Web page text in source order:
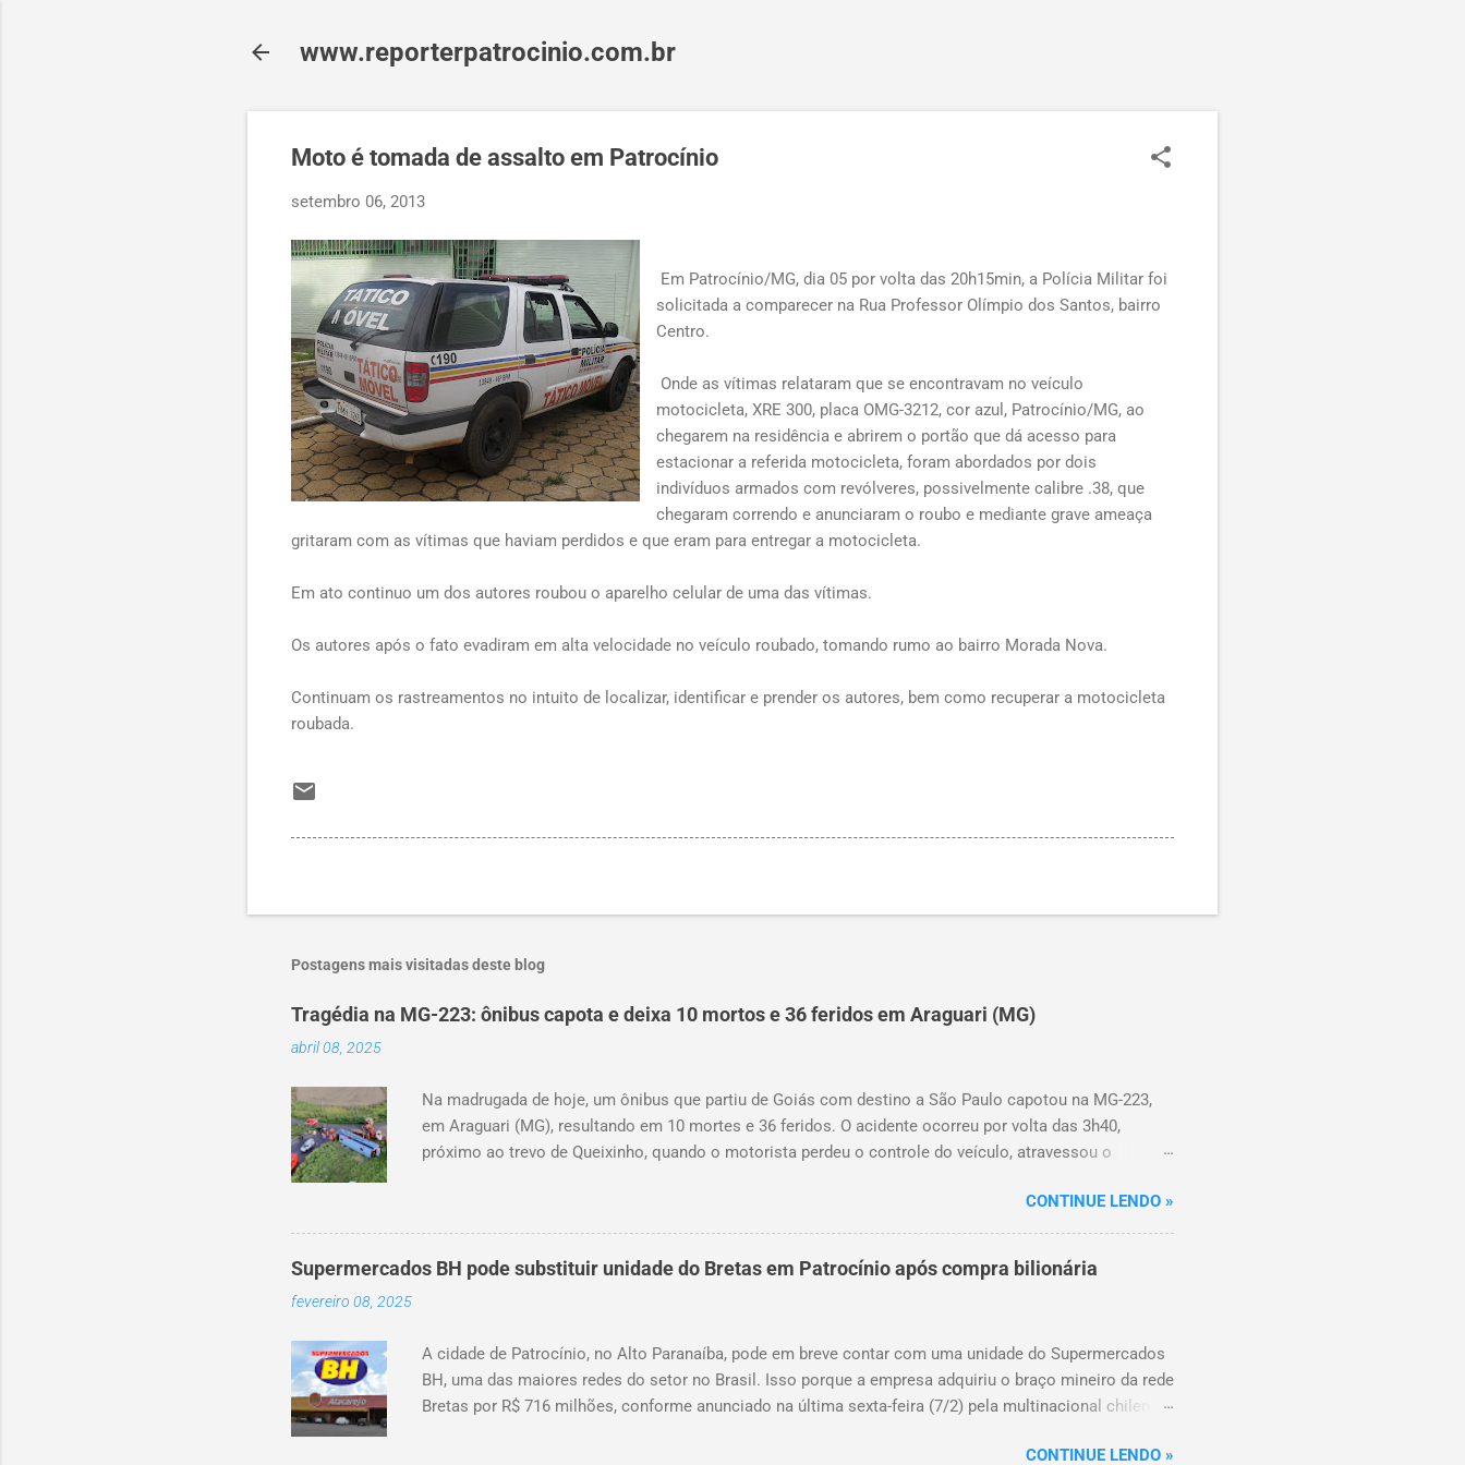
www.reporterpatrocinio.com.br
Moto é tomada de assalto em Patrocínio
setembro 06, 2013
Em Patrocínio/MG, dia 05 por volta das 20h15min, a Polícia Militar foi
solicitada a comparecer na Rua Professor Olímpio dos Santos, bairro
Centro.
Onde as vítimas relataram que se encontravam no veículo
motocicleta, XRE 300, placa OMG-3212, cor azul, Patrocínio/MG, ao
chegarem na residência e abrirem o portão que dá acesso para
estacionar a referida motocicleta, foram abordados por dois
indivíduos armados com revólveres, possivelmente calibre .38, que
chegaram correndo e anunciaram o roubo e mediante grave ameaça
gritaram com as vítimas que haviam perdidos e que eram para entregar a motocicleta.
Em ato continuo um dos autores roubou o aparelho celular de uma das vítimas.
Os autores após o fato evadiram em alta velocidade no veículo roubado, tomando rumo ao bairro Morada Nova.
Continuam os rastreamentos no intuito de localizar, identificar e prender os autores, bem como recuperar a motocicleta
roubada.
Postagens mais visitadas deste blog
Tragédia na MG-223: ônibus capota e deixa 10 mortos e 36 feridos em Araguari (MG)
abril 08, 2025
Na madrugada de hoje, um ônibus que partiu de Goiás com destino a São Paulo capotou na MG-223,
em Araguari (MG), resultando em 10 mortes e 36 feridos. O acidente ocorreu por volta das 3h40,
próximo ao trevo de Queixinho, quando o motorista perdeu o controle do veículo, atravessou o
aproximadamente três e oito anos. Nove dos feridos estão em estado grave. As autoridades
investigam as causas do acidente.
CONTINUE LENDO »
Supermercados BH pode substituir unidade do Bretas em Patrocínio após compra bilionária
fevereiro 08, 2025
A cidade de Patrocínio, no Alto Paranaíba, pode em breve contar com uma unidade do Supermercados
BH, uma das maiores redes do setor no Brasil. Isso porque a empresa adquiriu o braço mineiro da rede
Bretas por R$ 716 milhões, conforme anunciado na última sexta-feira (7/2) pela multinacional chilena
Atacarejo, localizado na Avenida Altino Guimarães, 455, no bairro Santo Antônio. Com a aquisição,
CONTINUE LENDO »